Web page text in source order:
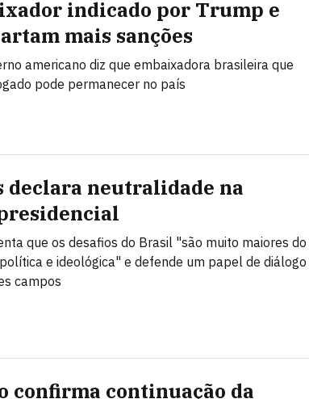
indicado por Trump e
mais sanções
americano diz que embaixadora brasileira que
pode permanecer no país
declara neutralidade na
que os desafios do Brasil "são muito maiores do
e ideológica" e defende um papel de diálogo
campos
confirma continuação da